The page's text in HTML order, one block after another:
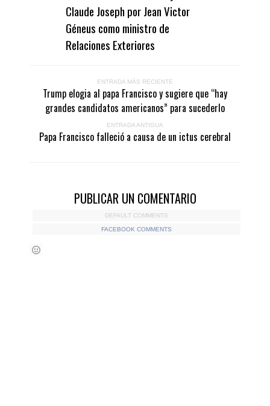
Claude Joseph por Jean Victor
Géneus como ministro de
Relaciones Exteriores
ENTRADA MÁS RECIENTE
Trump elogia al papa Francisco y sugiere que “hay
grandes candidatos americanos” para sucederlo
ENTRADA ANTIGUA
Papa Francisco falleció a causa de un ictus cerebral
PUBLICAR UN COMENTARIO
DEFAULT COMMENTS
FACEBOOK COMMENTS